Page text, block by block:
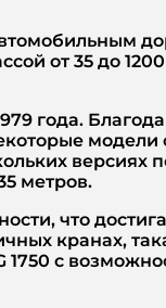
от 35 до
года.
версиях
метров.
что
кранах,
с